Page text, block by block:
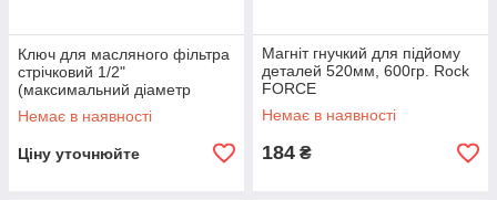
Ключ для масляного фільтра
стрічковий 1/2"
(максимальний діаметр
150мм) Forsage F-04A5007
Немає в наявності
Ціну уточнюйте
Магніт гнучкий для підйому
деталей 520мм, 600гр. Rock
FORCE
Немає в наявності
184 ₴